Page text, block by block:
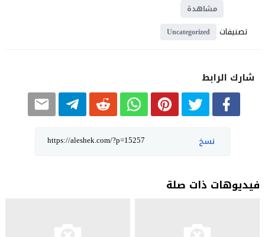
مشاهدة
تصنيفات Uncategorized
شارك الرابط
نسخ
فيديوهات ذات صلة